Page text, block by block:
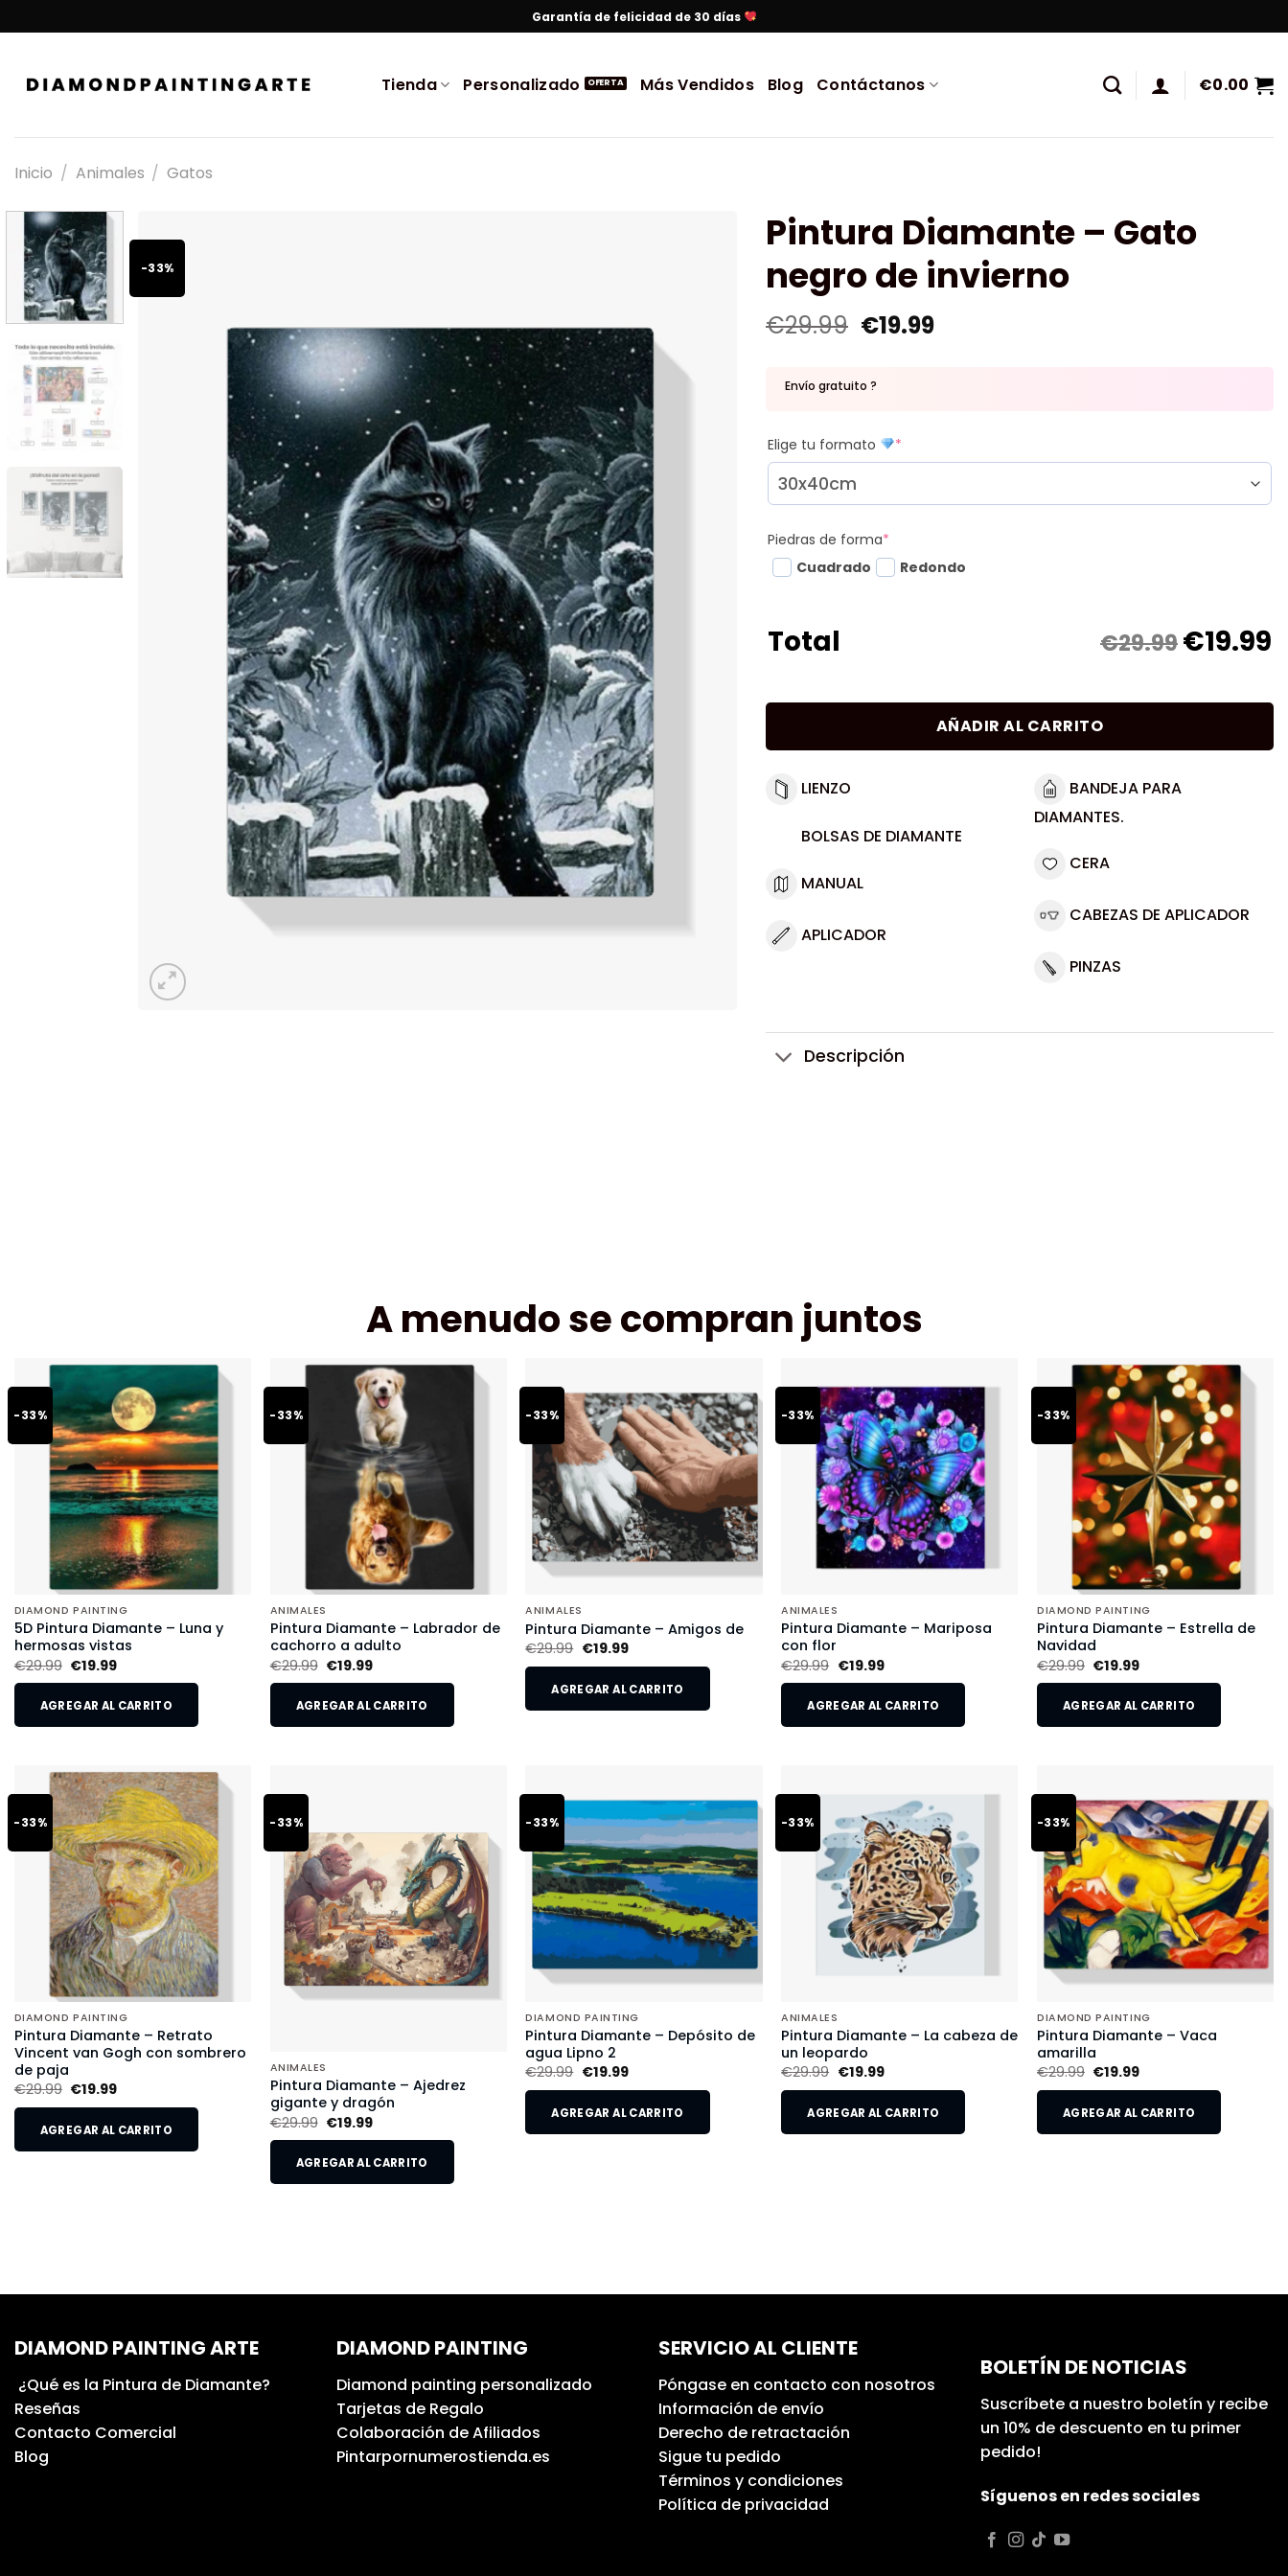
Garantía de felicidad de 30 días
Tienda Personalizado Más Vendidos Blog Contáctanos €0.00
Inicio / Animales / Gatos
-33%
Pintura Diamante – Gato
negro de invierno
€29.99 €19.99
Envío gratuito ?
Elige tu formato *
Piedras de forma*
Cuadrado
Redondo
Total €29.99€19.99
AÑADIR AL CARRITO
LIENZO
BOLSAS DE DIAMANTE
MANUAL
APLICADOR
BANDEJA PARA
DIAMANTES.
CERA
CABEZAS DE APLICADOR
PINZAS
Descripción
A menudo se compran juntos
-33%
DIAMOND PAINTING
5D Pintura Diamante – Luna y
hermosas vistas
€29.99 €19.99
AGREGAR AL CARRITO
-33%
ANIMALES
Pintura Diamante – Labrador de
cachorro a adulto
€29.99 €19.99
AGREGAR AL CARRITO
-33%
ANIMALES
Pintura Diamante – Amigos de
€29.99 €19.99
AGREGAR AL CARRITO
-33%
ANIMALES
Pintura Diamante – Mariposa
con flor
€29.99 €19.99
AGREGAR AL CARRITO
-33%
DIAMOND PAINTING
Pintura Diamante – Estrella de
Navidad
€29.99 €19.99
AGREGAR AL CARRITO
-33%
DIAMOND PAINTING
Pintura Diamante – Retrato
Vincent van Gogh con sombrero
de paja
€29.99 €19.99
AGREGAR AL CARRITO
-33%
ANIMALES
Pintura Diamante – Ajedrez
gigante y dragón
€29.99 €19.99
AGREGAR AL CARRITO
-33%
DIAMOND PAINTING
Pintura Diamante – Depósito de
agua Lipno 2
€29.99 €19.99
AGREGAR AL CARRITO
-33%
ANIMALES
Pintura Diamante – La cabeza de
un leopardo
€29.99 €19.99
AGREGAR AL CARRITO
-33%
DIAMOND PAINTING
Pintura Diamante – Vaca
amarilla
€29.99 €19.99
AGREGAR AL CARRITO
DIAMOND PAINTING ARTE
¿Qué es la Pintura de Diamante?
Reseñas
Contacto Comercial
Blog
DIAMOND PAINTING
Diamond painting personalizado
Tarjetas de Regalo
Colaboración de Afiliados
Pintarpornumerostienda.es
SERVICIO AL CLIENTE
Póngase en contacto con nosotros
Información de envío
Derecho de retractación
Sigue tu pedido
Términos y condiciones
Política de privacidad
BOLETÍN DE NOTICIAS
Suscríbete a nuestro boletín y recibe
un 10% de descuento en tu primer
pedido!
Síguenos en redes sociales